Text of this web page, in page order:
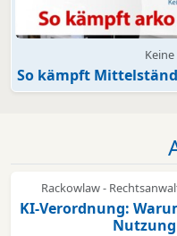
So kämpft
Rackowlaw -
KI-Verordnung: